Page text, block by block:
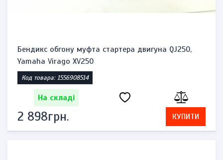
Бендикс обгону муфта стартера двигуна QJ250,
Yamaha Virago XV250
Код товара: 1556908514
На складі
2 898грн. КУПИТИ